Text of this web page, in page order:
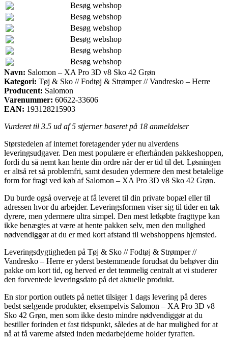
Besøg webshop
Besøg webshop
Besøg webshop
Besøg webshop
Besøg webshop
Besøg webshop
Navn: Salomon – XA Pro 3D v8 Sko 42 Grøn
Kategori: Tøj & Sko // Fodtøj & Strømper // Vandresko – Herre
Producent: Salomon
Varenummer: 60622-33606
EAN: 193128215903
Vurderet til 3.5 ud af 5 stjerner baseret på 18 anmeldelser
Størstedelen af internet foretagender yder nu alverdens
leveringsudgaver. Den mest populære er efterhånden pakkeshoppen,
fordi du så nemt kan hente din ordre når der er tid til det. Løsningen
er altså ret så problemfri, samt desuden ydermere den mest betalelige
form for fragt ved køb af Salomon – XA Pro 3D v8 Sko 42 Grøn.
Du burde også overveje at få leveret til din private bopæl eller til
adressen hvor du arbejder. Leveringsformen viser sig til tider en tak
dyrere, men ydermere ultra simpel. Den mest letkøbte fragttype kan
ikke benægtes at være at hente pakken selv, men den mulighed
nødvendiggør at du er med kort afstand til webshoppens hjemsted.
Leveringsdygtigheden på Tøj & Sko // Fodtøj & Strømper //
Vandresko – Herre er yderst bestemmende forudsat du behøver din
pakke om kort tid, og herved er det temmelig centralt at vi studerer
den forventede leveringsdato på det aktuelle produkt.
En stor portion outlets på nettet tilsiger 1 dags levering på deres
bedst sælgende produkter, eksempelvis Salomon – XA Pro 3D v8
Sko 42 Grøn, men som ikke desto mindre nødvendiggør at du
bestiller forinden et fast tidspunkt, således at de har mulighed for at
nå at få varerne afsted inden medarbejderne holder fyraften.